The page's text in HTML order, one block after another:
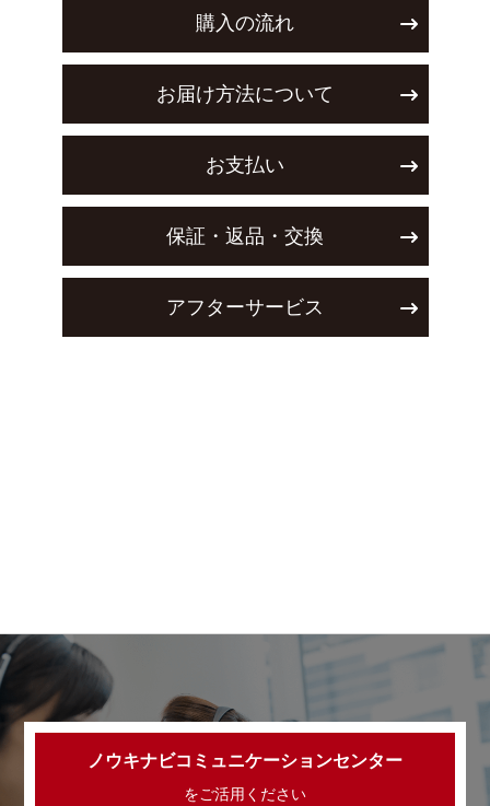
購入の流れ
お届け方法について
お支払い
保証・返品・交換
アフターサービス
ノウキナビコミュニケーションセンター
をご活用ください